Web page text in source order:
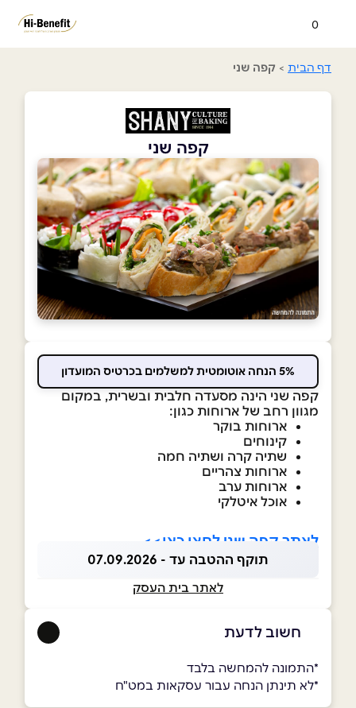
0
דף הבית > קפה שני
קפה שני
5% הנחה אוטומטית למשלמים בכרטיס המועדון
קפה שני הינה מסעדה חלבית ובשרית, במקום
מגוון רחב של ארוחות כגון:
ארוחות בוקר
קינוחים
שתיה קרה ושתיה חמה
ארוחות צהריים
ארוחות ערב
אוכל איטלקי
לאתר קפה שני לחצו כאן>>
תוקף ההטבה עד - 07.09.2026
לאתר בית העסק
חשוב לדעת
*התמונה להמחשה בלבד
*לא תינתן הנחה עבור עסקאות במט"ח